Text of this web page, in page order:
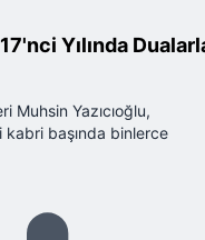
Yılında
Muhsin Yazıcıoğlu,
kabri başında binlerce